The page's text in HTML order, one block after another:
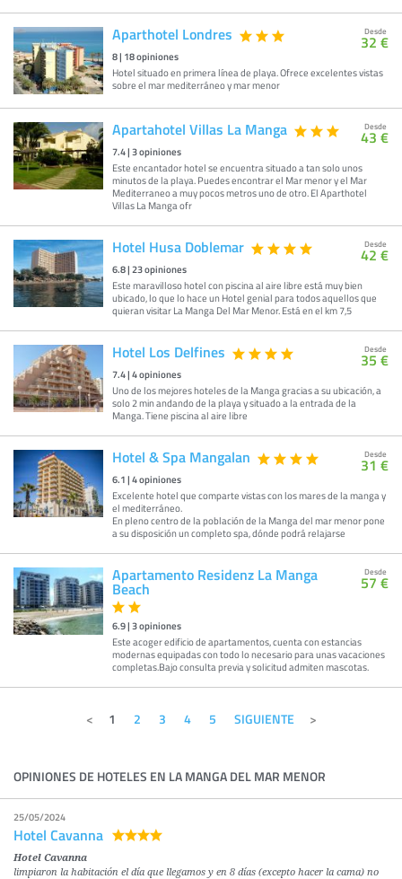
Aparthotel Londres
8| 18opiniones
Hotel situado en primera línea de playa. Ofrece excelentes vistas
sobre el mar mediterráneo y mar menor
Desde
32 €
Apartahotel Villas La Manga
7.4|3opiniones
Este encantador hotel se encuentra situado a tan solo unos
minutos de la playa. Puedes encontrar el Mar menor y el Mar
Mediterraneo a muy pocos metros uno de otro. El Aparthotel
Villas La Manga ofr
Desde
43 €
Hotel Husa Doblemar
6.8|23opiniones
Este maravilloso hotel con piscina al aire libre está muy bien
ubicado, lo que lo hace un Hotel genial para todos aquellos que
quieran visitar La Manga Del Mar Menor. Está en el km 7,5
Desde
42 €
Hotel Los Delfines
7.4|4opiniones
Uno de los mejores hoteles de la Manga gracias a su ubicación, a
solo 2 min andando de la playa y situado a la entrada de la
Manga. Tiene piscina al aire libre
Desde
35 €
Hotel & Spa Mangalan
6.1|4opiniones
Excelente hotel que comparte vistas con los mares de la manga y
el mediterráneo.
En pleno centro de la población de la Manga del mar menor pone
a su disposición un completo spa, dónde podrá relajarse
Desde
31 €
Apartamento Residenz La Manga
Beach
6.9|3opiniones
Este acoger edificio de apartamentos, cuenta con estancias
modernas equipadas con todo lo necesario para unas vacaciones
completas.Bajo consulta previa y solicitud admiten mascotas.
Desde
57 €
1 2 3 4 5 SIGUIENTE
OPINIONES DE HOTELES EN LA MANGA DEL MAR MENOR
25/05/2024
Hotel Cavanna
Hotel Cavanna
limpiaron la habitación el día que llegamos y en 8 días (excepto hacer la cama) no